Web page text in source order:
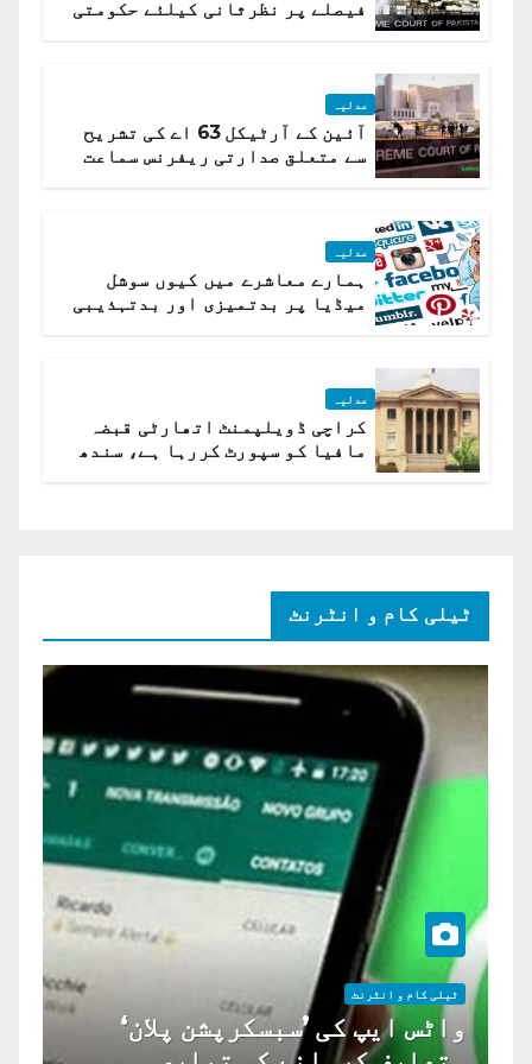
فیصلے پر نظرثانی کیلئے حکومتی
عدلیہ
آئین کے آرٹیکل 63 اے کی تشریح
سے متعلق صدارتی ریفرنس سماعت
عدلیہ
ہمارے معاشرے میں کیوں سوشل
میڈیا پر بدتمیزی اور بدتہذیبی
عدلیہ
کراچی ڈویلپمنٹ اتھارٹی قبضہ
مافیا کو سپورٹ کررہا ہے، سندھ
ٹیلی کام و انٹرنٹ
ٹیلی کام و انٹرنٹ
واٹس ایپ کی ’سبسکرپشن پلان‘